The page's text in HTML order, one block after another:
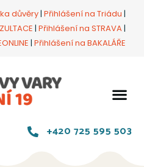
důvěry| Přihlášení na Triádu |
| Přihlášení na STRAVA|
| Přihlášení na BAKALÁŘE
+420 725 595 503